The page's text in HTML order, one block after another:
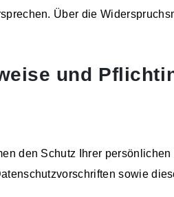
Über die
und
den Schutz Ihrer
sowie